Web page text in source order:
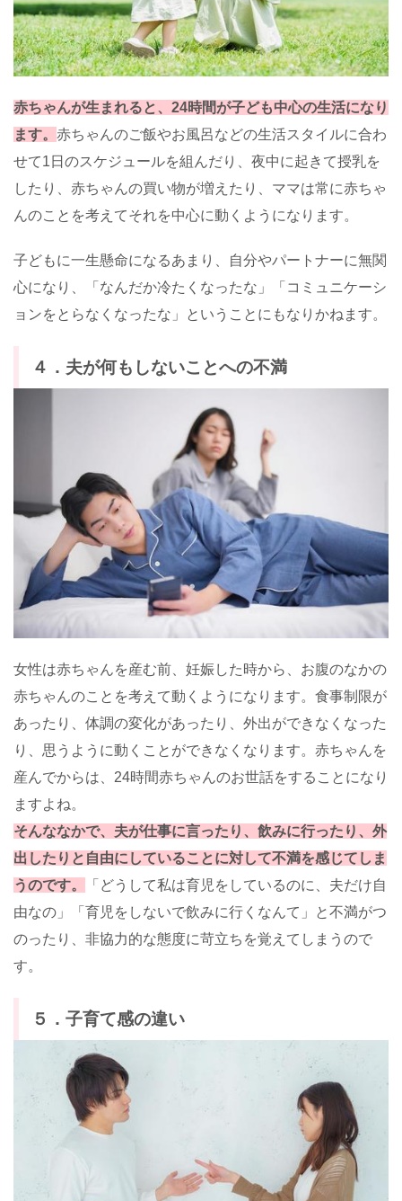
赤ちゃんが生まれると、24時間が子ども中心の生活になり
ます。 赤ちゃんのご飯やお風呂などの生活スタイルに合わ
せて1日のスケジュールを組んだり、夜中に起きて授乳を
したり、赤ちゃんの買い物が増えたり、ママは常に赤ちゃ
んのことを考えてそれを中心に動くようになります。
子どもに一生懸命になるあまり、自分やパートナーに無関
心になり、「なんだか冷たくなったな」「コミュニケーシ
ョンをとらなくなったな」ということにもなりかねます。
４．夫が何もしないことへの不満
女性は赤ちゃんを産む前、妊娠した時から、お腹のなかの
赤ちゃんのことを考えて動くようになります。食事制限が
あったり、体調の変化があったり、外出ができなくなった
り、思うように動くことができなくなります。赤ちゃんを
産んでからは、24時間赤ちゃんのお世話をすることになり
ますよね。
そんななかで、夫が仕事に言ったり、飲みに行ったり、外
出したりと自由にしていることに対して不満を感じてしま
うのです。
「どうして私は育児をしているのに、夫だけ自
由なの」「育児をしないで飲みに行くなんて」と不満がつ
のったり、非協力的な態度に苛立ちを覚えてしまうので
す。
５．子育て感の違い